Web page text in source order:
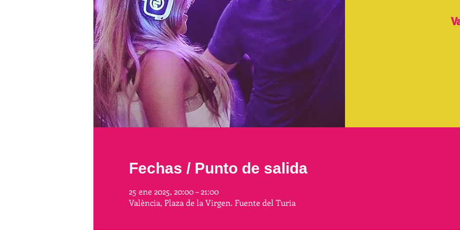
Fechas / Punto de salida
25 ene 2025, 20:00 – 21:00
València, Plaza de la Virgen. Fuente del Turia